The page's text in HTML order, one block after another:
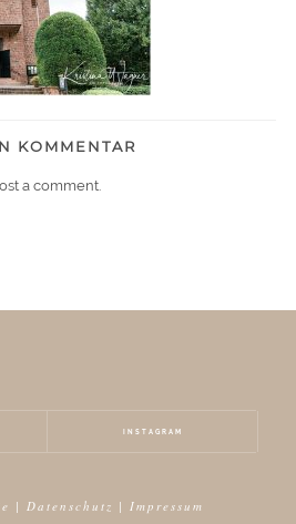
KOMMENTAR
a comment.
INSTAGRAM
|Datenschutz |Impressum